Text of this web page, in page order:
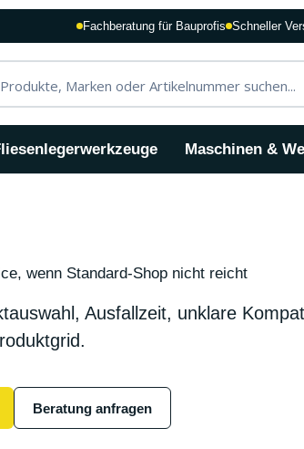
Fachberatung für Bauprofis Schneller
Maschinen &
wenn Standard-Shop nicht reicht
Ausfallzeit, unklare
Beratung anfragen